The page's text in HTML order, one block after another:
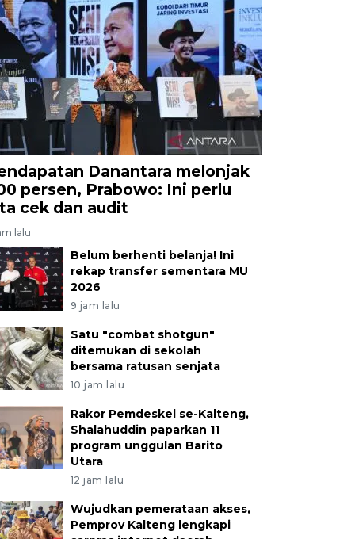
Danantara melonjak
persen, Prabowo: Ini perlu
cek dan audit
lalu
Belum berhenti belanja! Ini
rekap transfer sementara MU
2026
9 jam lalu
Satu "combat shotgun"
ditemukan di sekolah
bersama ratusan senjata
10 jam lalu
Rakor Pemdeskel se-Kalteng,
Shalahuddin paparkan 11
program unggulan Barito
Utara
12 jam lalu
Wujudkan pemerataan akses,
Pemprov Kalteng lengkapi